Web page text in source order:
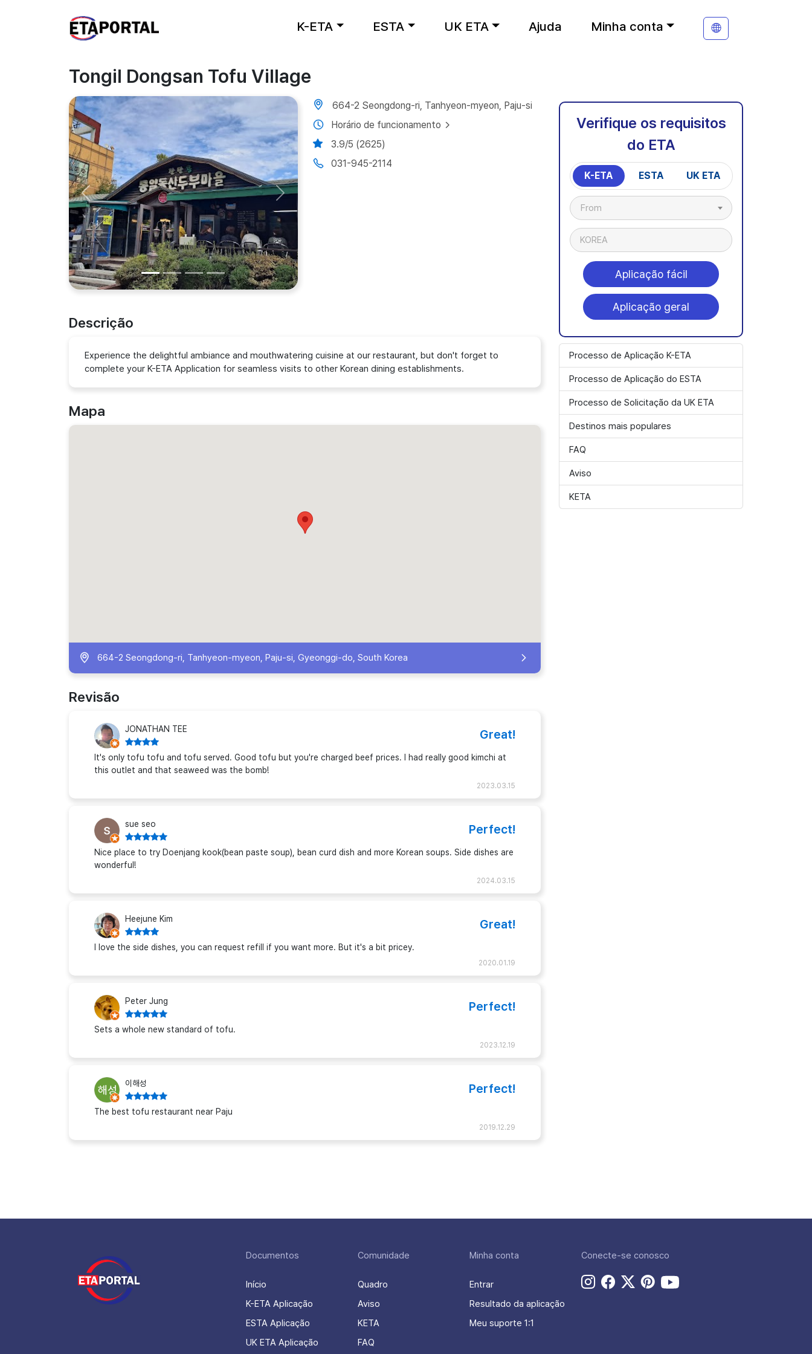
K-ETA ESTA UK ETA Ajuda Minha conta
Tongil Dongsan Tofu Village
Previous Next
664-2 Seongdong-ri, Tanhyeon-myeon, Paju-si
Horário de funcionamento
3.9/5 (2625)
031-945-2114
Descrição
Experience the delightful ambiance and mouthwatering cuisine at our restaurant, but don't forget to
complete your K-ETA Application for seamless visits to other Korean dining establishments.
Mapa
664-2 Seongdong-ri, Tanhyeon-myeon, Paju-si, Gyeonggi-do, South Korea
Revisão
JONATHAN TEE Great!
It's only tofu tofu and tofu served. Good tofu but you're charged beef prices. I had really good kimchi at
this outlet and that seaweed was the bomb!
2023.03.15
sue seo Perfect!
Nice place to try Doenjang kook(bean paste soup), bean curd dish and more Korean soups. Side dishes are
wonderful!
2024.03.15
Heejune Kim Great!
I love the side dishes, you can request refill if you want more. But it's a bit pricey.
2020.01.19
Peter Jung Perfect!
Sets a whole new standard of tofu.
2023.12.19
이해성 Perfect!
The best tofu restaurant near Paju
2019.12.29
Verifique os requisitos
do ETA
K-ETA ESTA UK ETA
From
KOREA
Aplicação fácil
Aplicação geral
Processo de Aplicação K-ETA
Processo de Aplicação do ESTA
Processo de Solicitação da UK ETA
Destinos mais populares
FAQ
Aviso
KETA
Documentos
Início
K-ETA Aplicação
ESTA Aplicação
UK ETA Aplicação
Comunidade
Quadro
Aviso
KETA
FAQ
Minha conta
Entrar
Resultado da aplicação
Meu suporte 1:1
Conecte-se conosco